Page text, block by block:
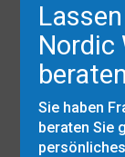
Nordic
Sie haben
beraten Sie